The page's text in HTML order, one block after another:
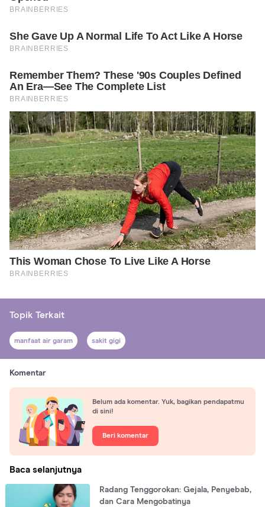
Topik Terkait
manfaat air garam sakit gigi
Komentar
Belum ada komentar. Yuk, bagikan pendapatmu
di sini!
Beri komentar
Baca selanjutnya
Radang Tenggorokan: Gejala, Penyebab,
dan Cara Mengobatinya